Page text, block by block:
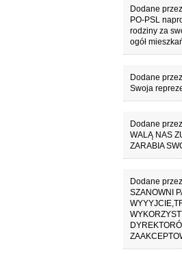
Dodane przez
PO-PSL
rodziny za
ogół
Dodane przez
Swoja
Dodane przez
WALĄ NAS
ZARABIA
Dodane przez
SZANOWNI